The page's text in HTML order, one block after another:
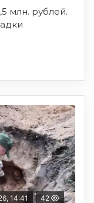
млн. рублей.
14:41 42